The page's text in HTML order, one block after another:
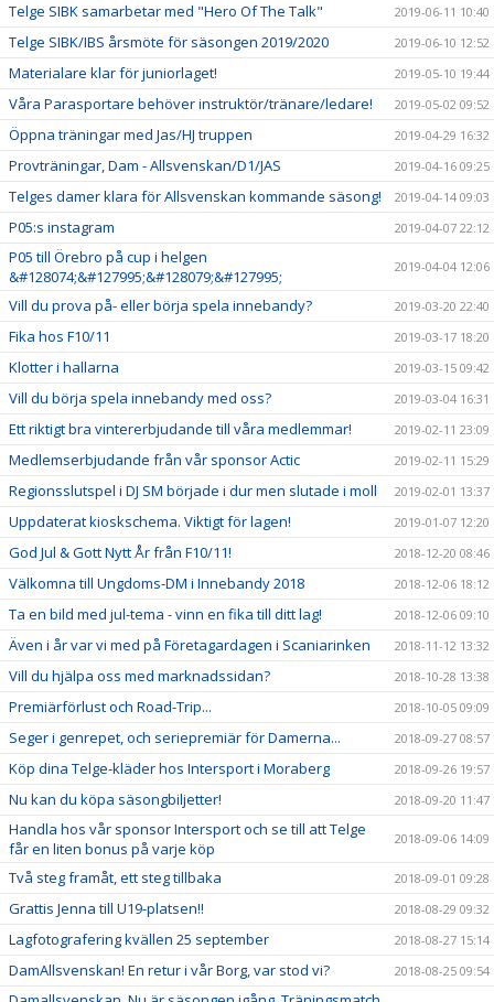
Telge SIBK samarbetar med "Hero Of The Talk" 2019-06-11 10:40
Telge SIBK/IBS årsmöte för säsongen 2019/2020 2019-06-10 12:52
Materialare klar för juniorlaget! 2019-05-10 19:44
Våra Parasportare behöver instruktör/tränare/ledare! 2019-05-02 09:52
Öppna träningar med Jas/HJ truppen 2019-04-29 16:32
Provträningar, Dam - Allsvenskan/D1/JAS 2019-04-16 09:25
Telges damer klara för Allsvenskan kommande säsong! 2019-04-14 09:03
P05:s instagram 2019-04-07 22:12
P05 till Örebro på cup i helgen
&#128074;&#127995;&#128079;&#127995;
2019-04-04 12:06
Vill du prova på- eller börja spela innebandy? 2019-03-20 22:40
Fika hos F10/11 2019-03-17 18:20
Klotter i hallarna 2019-03-15 09:42
Vill du börja spela innebandy med oss? 2019-03-04 16:31
Ett riktigt bra vintererbjudande till våra medlemmar! 2019-02-11 23:09
Medlemserbjudande från vår sponsor Actic 2019-02-11 15:29
Regionsslutspel i DJ SM började i dur men slutade i moll 2019-02-01 13:37
Uppdaterat kioskschema. Viktigt för lagen! 2019-01-07 12:20
God Jul & Gott Nytt År från F10/11! 2018-12-20 08:46
Välkomna till Ungdoms-DM i Innebandy 2018 2018-12-06 18:12
Ta en bild med jul-tema - vinn en fika till ditt lag! 2018-12-06 09:10
Även i år var vi med på Företagardagen i Scaniarinken 2018-11-12 13:32
Vill du hjälpa oss med marknadssidan? 2018-10-28 13:38
Premiärförlust och Road-Trip... 2018-10-05 09:09
Seger i genrepet, och seriepremiär för Damerna... 2018-09-27 08:57
Köp dina Telge-kläder hos Intersport i Moraberg 2018-09-26 19:57
Nu kan du köpa säsongbiljetter! 2018-09-20 11:47
Handla hos vår sponsor Intersport och se till att Telge
får en liten bonus på varje köp
2018-09-06 14:09
Två steg framåt, ett steg tillbaka 2018-09-01 09:28
Grattis Jenna till U19-platsen!! 2018-08-29 09:32
Lagfotografering kvällen 25 september 2018-08-27 15:14
DamAllsvenskan! En retur i vår Borg, var stod vi? 2018-08-25 09:54